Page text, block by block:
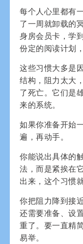
每个人心里都有
了一周就卸载的
身房会员卡，学
份定的阅读计划
这些习惯大多是
结构，阻力太大
了死亡。它们是
来的系统。
如果你准备开始
遍，再动手。
你能说出具体的
法，而是紧挨在
出来，这个习惯
你把阻力降到接
还需要准备、设
重了。要一直精
易举。